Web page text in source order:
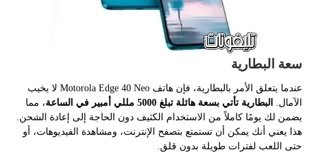
سعة البطارية
عندما يتعلق الأمر بالبطارية، فإن هاتف Motorola Edge 40 Neo لا يخيب
الآمال. البطارية تأتي بسعة هائلة تبلغ 5000 مللي أمبير في الساعة
، مما
يضمن لك يومًا كاملاً من الاستخدام الكثيف دون الحاجة إلى إعادة الشحن.
هذا يعني أنك يمكن أن تستمتع بتصفح الإنترنت، ومشاهدة الفيديوهات، أو
حتى اللعب لفترات طويلة بدون قلق.